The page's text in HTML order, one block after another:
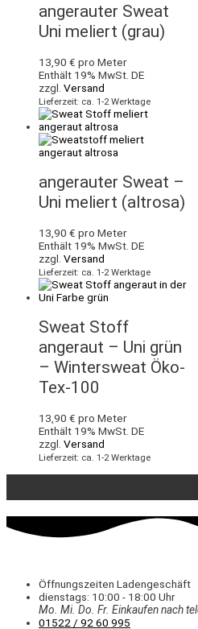
angerauter Sweat
Uni meliert (grau)
13,90 € pro Meter
Enthält 19% MwSt. DE
zzgl. Versand
Lieferzeit: ca. 1-2 Werktage
angerauter Sweat –
Uni meliert (altrosa)
13,90 € pro Meter
Enthält 19% MwSt. DE
zzgl. Versand
Lieferzeit: ca. 1-2 Werktage
Sweat Stoff
angeraut – Uni grün
– Wintersweat Öko-
Tex-100
13,90 € pro Meter
Enthält 19% MwSt. DE
zzgl. Versand
Lieferzeit: ca. 1-2 Werktage
Öffnungszeiten Ladengeschäft
dienstags: 10:00 - 18:00 Uhr
Mo. Mi. Do. Fr. Einkaufennach
01522 / 92 60 995